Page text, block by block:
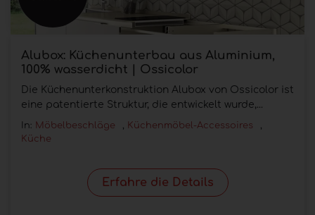
Alubox: Küchenunterbau aus Aluminium,
100% wasserdicht | Ossicolor
Die Küchenunterkonstruktion Alubox von Ossicolor ist
eine patentierte Struktur, die entwickelt wurde,...
In: Möbelbeschläge , Küchenmöbel-Accessoires
,
Küche
Erfahre die Details